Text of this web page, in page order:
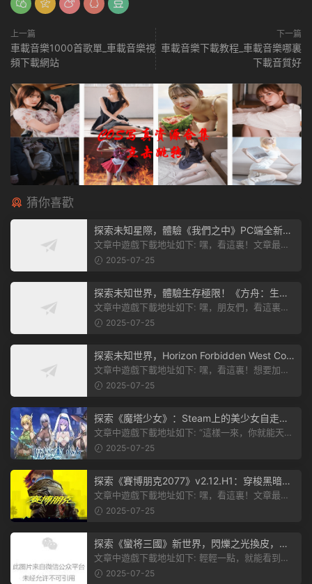
上一篇
車載音樂1000首歌單_車載音樂視
頻下載網站
下一篇
車載音樂下載教程_車載音樂哪裏
下載音質好
猜你喜歡
探索未知星際，體驗《我們之中》PC端全新版
本
文章中遊戲下載地址如下: 嘿，看這裏！文章最後
有個圖片，點一下就能加入我們遊...
2025-07-25
探索未知世界，體驗生存極限！《方舟：生存
飛升》v38.9中文版全新升級！
文章中遊戲下載地址如下: 嘿，朋友們，看這裏！
《方舟：生存飛升》這個遊戲超火...
2025-07-25
探索未知世界，Horizon Forbidden West Com
plete Edition正式發布！
文章中遊戲下載地址如下: 嘿，看這裏！想要加入
遊戲資源分享群，就點文章最後那...
2025-07-25
探索《魔塔少女》：Steam上的美少女自走
棋，戰鬥與策略的雙重盛宴！
文章中遊戲下載地址如下: “這樣一來，你就能天天
2025-07-25
探索《賽博朋克2077》v2.12.H1：穿梭黑暗都
市，感受未來世界的震撼
文章中遊戲下載地址如下: 嘿，看這裏！文章最後
有個圖片，點一下就能加入我們的...
2025-07-25
探索《蠻将三國》新世界，閃爍之光換皮，共
赴手遊盛宴！
文章中遊戲下載地址如下: 輕輕一點，就能看到原
文。 滑動一下屏幕，就能看到...
2025-07-25